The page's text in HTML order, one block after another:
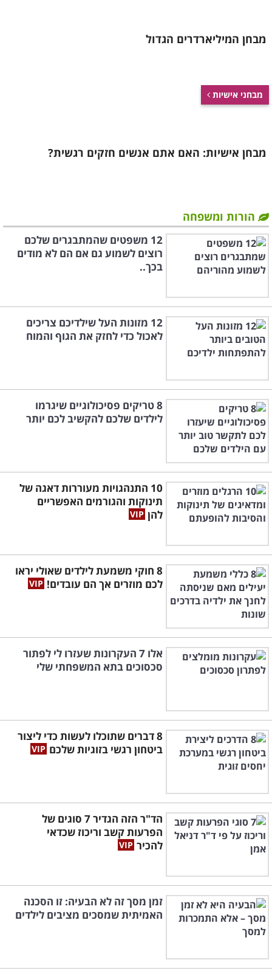
מבחן המיליארדרים הגדול
מבחני אישיות
מבחן אישיות: האם אתם אנשים חזקים רגשית?
הורות ומשפחה
12 משפטים שהמתבגרים שלכם
רוצים לשמוע גם אם הם לא מודים
בכך..
12 מזונות העל שילדיכם צריכים
לאכול כדי לחזק את הגוף והמוח
8 טריקים פסיכולוגיים שיגרמו
לילדים שלכם להקשיב לכם יותר
10 התנהגויות מעוררות דאגה של
תינוקות והגורמים האפשריים
להן
8 חוקי משמעת לילדים שאולי יראו
לכם מוזרים אך הם עובדים!
אלו 7 העקרונות שעזרו לי לפתור
סכסוכים בתא המשפחתי שלי
8 דברים שתוכלו לעשות כדי ליצור
ביטחון רגשי בזוגיות שלכם
הד"ר הזה הגדיר 7 סוגים של
הפרעות קשב וריכוז שכדאי
להכיר
זמן מסך זה לא הבעיה: זו הסכנה
האמיתית שמסכים מציבים לילדים